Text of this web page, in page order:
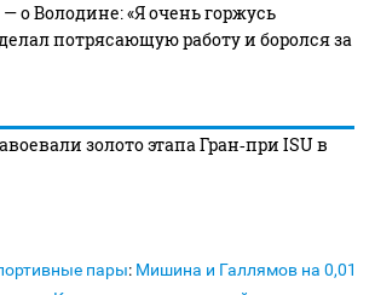
о Володине: «Я очень горжусь
потрясающую работу и боролся за
золото этапа Гран‑при ISU в
пары: Мишина и Галлямов на 0,01